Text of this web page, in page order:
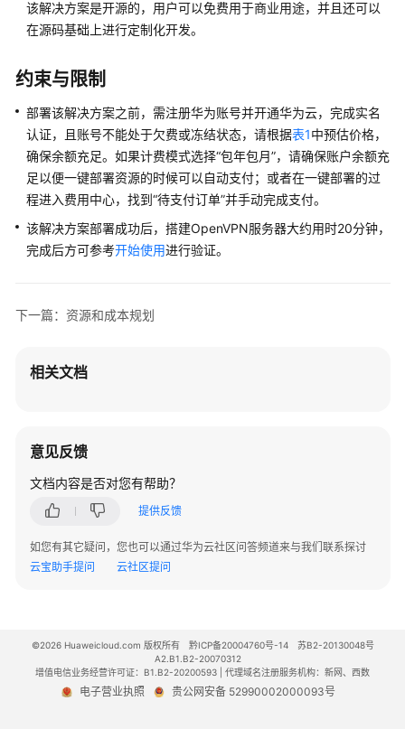
云
于
快
速
搭
建
论
坛
快
构
建
环
境
WordPress
搭
网
该解决方案是开源的，用户可以免费用于商业用途，并且还可以
在源码基础上进行定制化开发。
约束与限制
部署该解决方案之前，需注册华为账号并开通华为云，完成实名
认证，且账号不能处于欠费或冻结状态，请根据表1中预估价格，
确保余额充足。如果计费模式选择“包年包月”，请确保账户余额充
足以便一键部署资源的时候可以自动支付；或者在一键部署的过
程进入费用中心，找到“待支付订单”并手动完成支付。
该解决方案部署成功后，搭建OpenVPN服务器大约用时20分钟，
完成后方可参考开始使用进行验证。
下一篇：资源和成本规划
相关文档
意见反馈
文档内容是否对您有帮助？
提供反馈
如您有其它疑问，您也可以通过华为云社区问答频道来与我们联系探讨
云宝助手提问
云社区提问
©2026 Huaweicloud.com 版权所有 黔ICP备20004760号-14
苏B2-20130048号
A2.B1.B2-20070312
增值电信业务经营许可证：B1.B2-20200593 | 代理域名注册服务机构：新网、西数
电子营业执照 贵公网安备 52990002000093号